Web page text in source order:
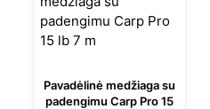
Pavadėlinė medžiaga su
padengimu Carp Pro 15